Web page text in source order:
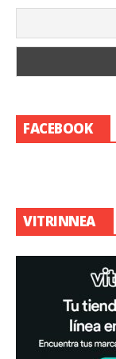
FACEBOOK
VITRINNEA